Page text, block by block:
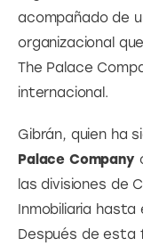
acompañado de
organizacional
The Palace
internacional.
Gibrán, quien ha
Palace Company
las divisiones de
Inmobiliaria hasta
Después de esta